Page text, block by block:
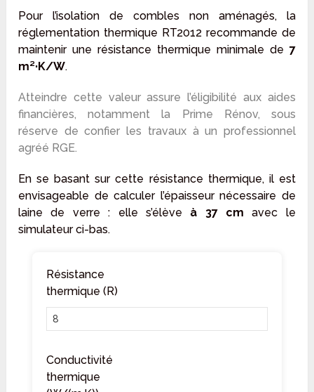
Pour l’isolation de combles non aménagés, la
réglementation thermique RT2012 recommande de
maintenir une résistance thermique minimale de 7
m²·K/W.
Atteindre cette valeur assure l’éligibilité aux aides
financières, notamment la Prime Rénov, sous
réserve de confier les travaux à un professionnel
agréé RGE.
En se basant sur cette résistance thermique, il est
envisageable de calculer l’épaisseur nécessaire de
laine de verre : elle s’élève à 37 cm avec le
simulateur ci-bas.
Résistance
thermique (R)
Conductivité
thermique